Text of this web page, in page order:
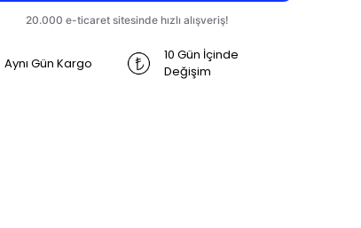
Aynı Gün Kargo
10 Gün İçinde
Değişim